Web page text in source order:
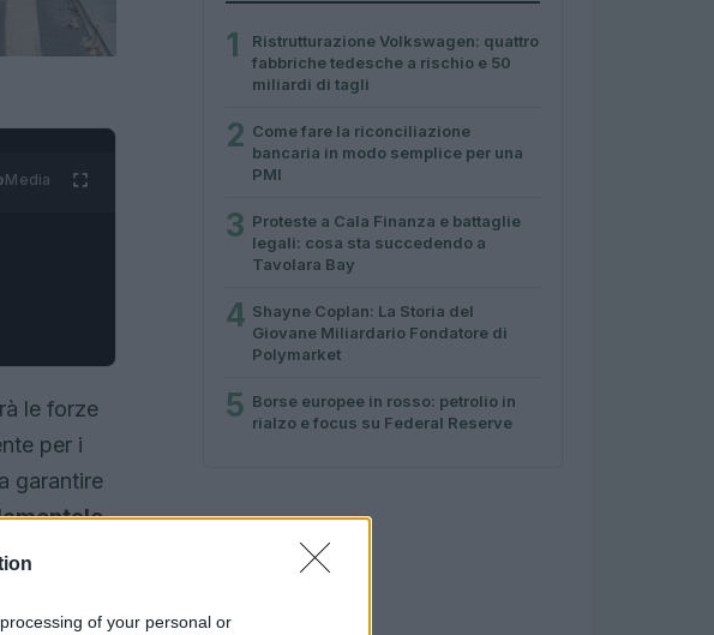
of your personal or
Media
le forze
per i
garantire
1
Ristrutturazione Volkswagen: quattro
fabbriche tedesche a rischio e 50
miliardi di tagli
2 Come fare la riconciliazione
bancaria in modo semplice per una
PMI
3 Proteste a Cala Finanza e battaglie
legali: cosa sta succedendo a
Tavolara Bay
4 Shayne Coplan: La Storia del
Giovane Miliardario Fondatore di
Polymarket
5 Borse europee in rosso: petrolio in
rialzo e focus su Federal Reserve